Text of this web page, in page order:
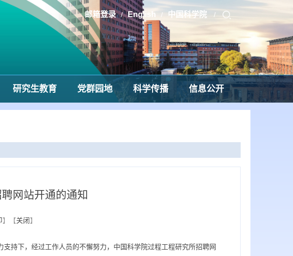
邮箱登录 / English / 中国科学院 /
研究生教育 党群园地 科学传播 信息公开
网站开通的通知
】【关闭】
持下，经过工作人员的不懈努力，中国科学院过程工程研究所招聘网